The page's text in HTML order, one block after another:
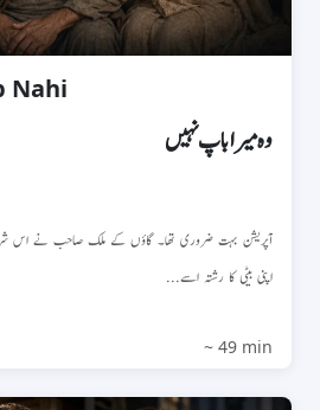
Nahi
وہ میرا باپ نہیں
آپریشن بہت ضروری تھا۔ گاؤں کے ملک صاحب نے اس شرط
اپنی بیٹی کا رشتہ اسے...
~ 49 min